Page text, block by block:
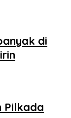
di
Pilkada